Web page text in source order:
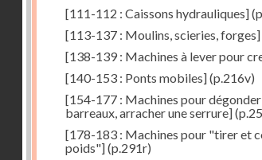
[111-112 : Caissons hydrauliques]
[113-137 : Moulins, scieries, forges]
[138-139 : Machines à lever pour
[140-153 : Ponts mobiles](p.216v)
[154-177 : Machines pour
barreaux, arracher une serrure]
[178-183 : Machines pour "tirer et
poids"](p.291r)